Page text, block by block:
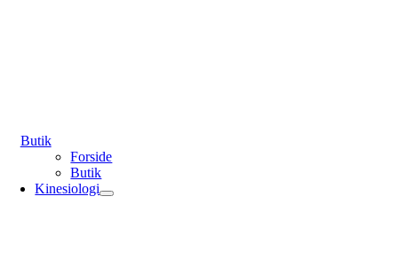
Butik
Forside
Butik
Kinesiologi